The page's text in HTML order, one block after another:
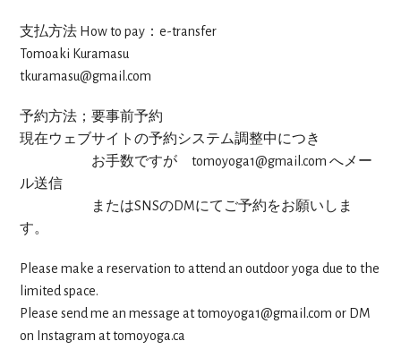
支払方法 How to pay：e-transfer
Tomoaki Kuramasu
tkuramasu@gmail.com
予約方法；要事前予約
現在ウェブサイトの予約システム調整中につき
お手数ですが tomoyoga1@gmail.com へメー
ル送信
またはSNSのDMにてご予約をお願いしま
す。
Please make a reservation to attend an outdoor yoga due to the
limited space.
Please send me an message at tomoyoga1@gmail.com or DM
on Instagram at tomoyoga.ca